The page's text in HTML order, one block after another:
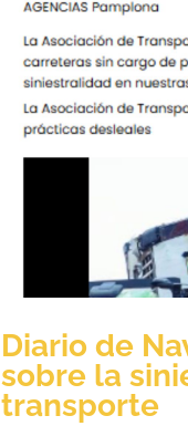
Diario de
sobre la
transporte